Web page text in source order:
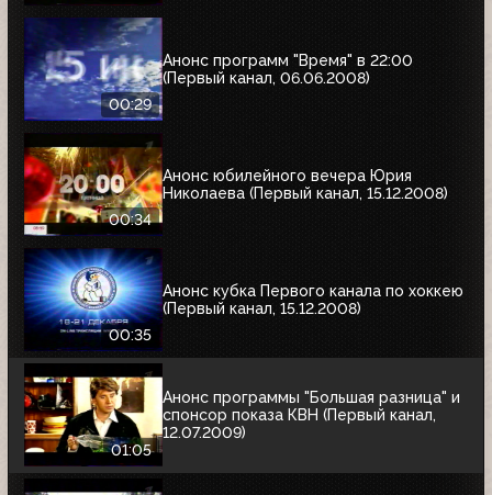
00:29
Анонс программ "Время" в 22:00
(Первый канал, 06.06.2008)
00:34
Анонс юбилейного вечера Юрия
Николаева (Первый канал, 15.12.2008)
00:35
Анонс кубка Первого канала по хоккею
(Первый канал, 15.12.2008)
01:05
Анонс программы "Большая разница" и
спонсор показа КВН (Первый канал,
12.07.2009)